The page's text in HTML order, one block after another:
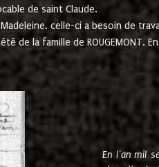
de saint Claude.
celle-ci a besoin de
de la famille de
En l'an mil